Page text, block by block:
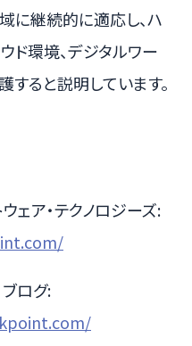
に継続的に適応し、ハ
ド環境、デジタルワー
すると説明しています。
ウェア・テクノロジーズ:
ログ: